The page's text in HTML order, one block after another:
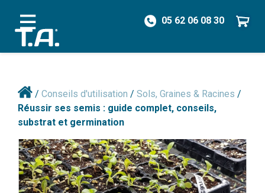
05 62 06 08 30
/ Conseils d'utilisation / Sols, Graines & Racines /
Réussir ses semis : guide complet, conseils,
substrat et germination